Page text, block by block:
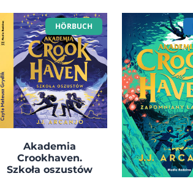
HÖRBUCH
Akademia
Crookhaven.
Szkoła oszustów